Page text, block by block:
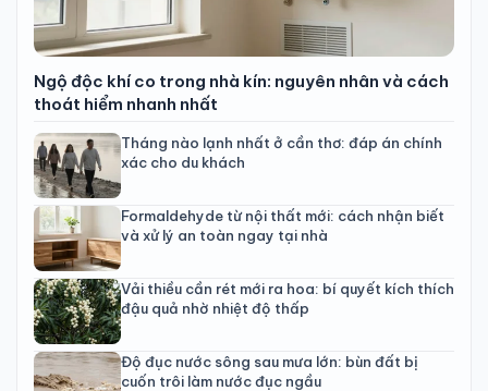
Ngộ độc khí co trong nhà kín: nguyên nhân và cách
thoát hiểm nhanh nhất
Tháng nào lạnh nhất ở cần thơ: đáp án chính
xác cho du khách
Formaldehyde từ nội thất mới: cách nhận biết
và xử lý an toàn ngay tại nhà
Vải thiều cần rét mới ra hoa: bí quyết kích thích
đậu quả nhờ nhiệt độ thấp
Độ đục nước sông sau mưa lớn: bùn đất bị
cuốn trôi làm nước đục ngầu